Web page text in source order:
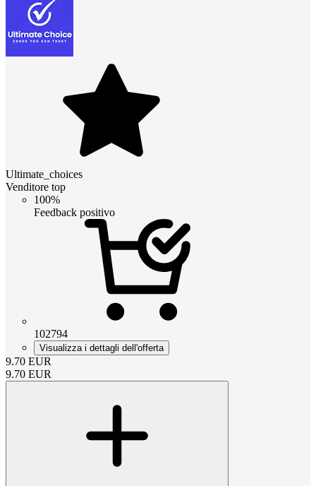
Ultimate_choices
Venditore top
100%
Feedback positivo
102794
Visualizza i dettagli dell'offerta
9.70 EUR
9.70 EUR